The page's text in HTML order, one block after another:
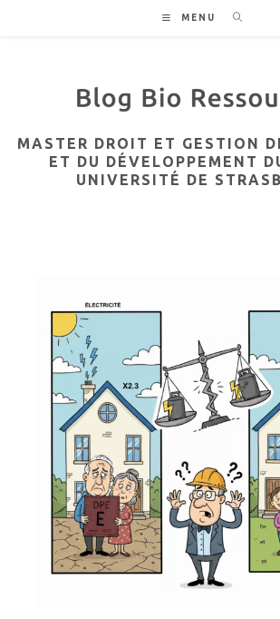
MENU
MASTER DROIT ET GESTION
ET DU DÉVELOPPEMENT
UNIVERSITÉ DE